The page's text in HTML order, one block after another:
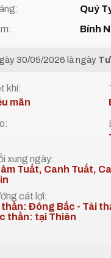
Quý
Bính
30/05/2026 là ngày
khí:
mãn
xung ngày:
Tuất, Canh Tuất,
cát lợi:
thần: Đông Bắc - Tài
thần: tại Thiên